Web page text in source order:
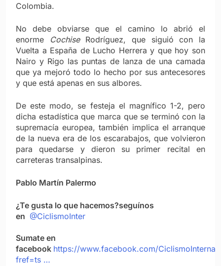
Colombia.
No debe obviarse que el camino lo abrió el
enorme
CochiseRodríguez, que siguió con la
Vuelta a España de Lucho Herrera y que hoy son
Nairo y Rigo las puntas de lanza de una camada
que ya mejoró todo lo hecho por sus antecesores
y que está apenas en sus albores.
De este modo, se festeja el magnífico 1-2, pero
dicha estadística que marca que se terminó con la
supremacía europea, también implica el arranque
de la nueva era de los escarabajos, que volvieron
para quedarse y dieron su primer recital en
carreteras transalpinas.
Pablo Martín Palermo
¿Te gusta lo que hacemos?seguínos
en @CiclismoInter
Sumate en
facebook https://www.facebook.com/
fref=ts …